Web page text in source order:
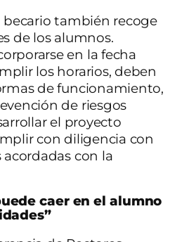
becario también recoge
de los alumnos.
en la fecha
los horarios, deben
de funcionamiento,
de riesgos
el proyecto
con diligencia con
acordadas con la
caer en el alumno